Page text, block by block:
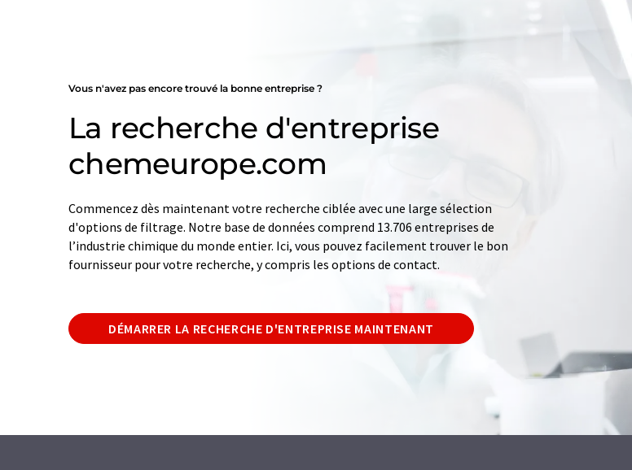
Vous n'avez pas encore trouvé la bonne entreprise ?
La recherche d'entreprise
chemeurope.com
Commencez dès maintenant votre recherche ciblée avec une large sélection
d'options de filtrage. Notre base de données comprend 13.706 entreprises de
l’industrie chimique du monde entier. Ici, vous pouvez facilement trouver le bon
fournisseur pour votre recherche, y compris les options de contact.
DÉMARRER LA RECHERCHE D'ENTREPRISE MAINTENANT